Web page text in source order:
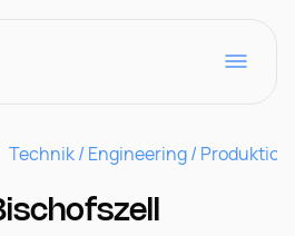
Technik / Engineering / Produktion